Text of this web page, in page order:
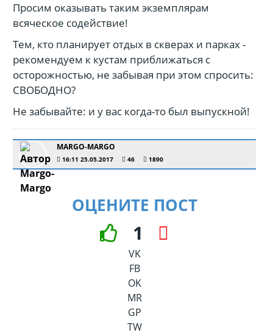
Просим оказывать таким экземплярам
всяческое содействие!
Тем, кто планирует отдых в скверах и парках -
рекомендуем к кустам приближаться с
осторожностью, не забывая при этом спросить:
СВОБОДНО?
Не забывайте: и у вас когда-то был выпускной!
MARGO-MARGO
16:11 25.05.2017 46 1890
ОЦЕНИТЕ ПОСТ
1
VK
FB
OK
MR
GP
TW